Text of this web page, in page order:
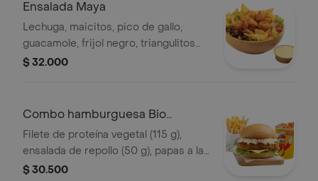
Ensalada Maya
Lechuga, maicitos, pico de gallo,
guacamole, frijol negro, triangulitos
de maíz y aderezo mexicano. Elige tu
$ 32.000
Combo hamburguesa Bio
(Proteína Vegetal)
Filete de proteína vegetal (115 g),
ensalada de repollo (50 g), papas a la
francesa mediana (60 g) y gaseosa
$ 30.500